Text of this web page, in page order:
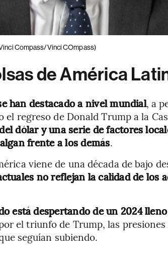
Compass/Vinci COmpass)
de América
han destacado a nivel mundial, a
regreso de Donald Trump a la
dólar y una serie de factores
frente a los demás.
viene de una década de bajo
no reflejan la calidad de los
está despertando de un 2024
el triunfo de Trump, las presiones
seguían subiendo.